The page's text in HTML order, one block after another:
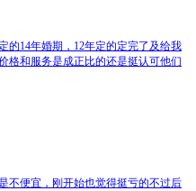
的14年婚期，12年定的定完了及给我
格和服务是成正比的还是挺认可他们
不便宜，刚开始也觉得挺亏的不过后